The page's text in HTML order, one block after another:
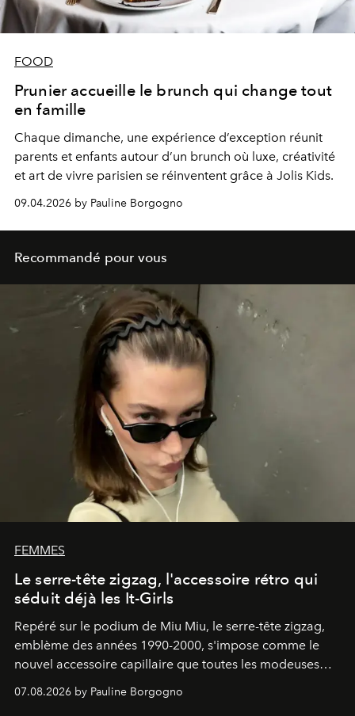
FOOD
Prunier accueille le brunch qui change tout
en famille
Chaque dimanche, une expérience d’exception réunit
parents et enfants autour d’un brunch où luxe, créativité
et art de vivre parisien se réinventent grâce à Jolis Kids.
09.04.2026 by Pauline Borgogno
Recommandé pour vous
FEMMES
Le serre-tête zigzag, l'accessoire rétro qui
séduit déjà les It-Girls
Repéré sur le podium de Miu Miu, le serre-tête zigzag,
emblème des années 1990-2000, s'impose comme le
nouvel accessoire capillaire que toutes les modeuses
s'arrachent déjà.
07.08.2026 by Pauline Borgogno